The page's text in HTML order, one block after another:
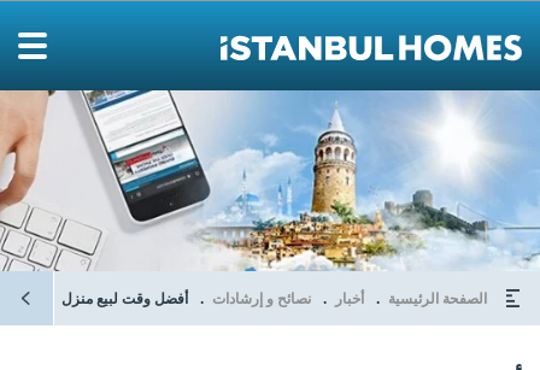
الصفحة الرئيسية أخبار نصائح و إرشادات أفضل وقت لبيع منزل لتحقيق